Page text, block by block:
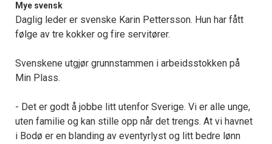
Mye svensk
Daglig leder er svenske Karin Pettersson. Hun har fått
følge av tre kokker og fire servitører.
Svenskene utgjør grunnstammen i arbeidsstokken på
Min Plass.
- Det er godt å jobbe litt utenfor Sverige. Vi er alle unge,
uten familie og kan stille opp når det trengs. At vi havnet
i Bodø er en blanding av eventyrlyst og litt bedre lønn